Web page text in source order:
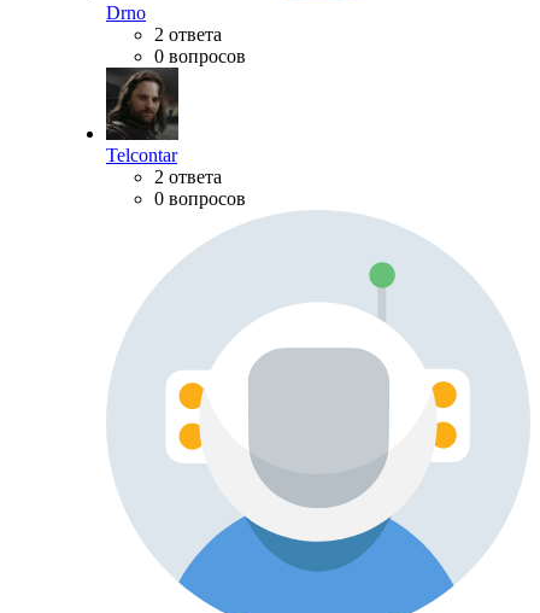
Drno
2 ответа
0 вопросов
Telcontar
2 ответа
0 вопросов